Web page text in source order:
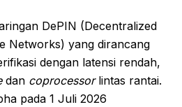
DePIN (Decentralized
Networks) yang dirancang
dengan latensi rendah,
dan coprocessorlintas rantai.
pada 1 Juli 2026